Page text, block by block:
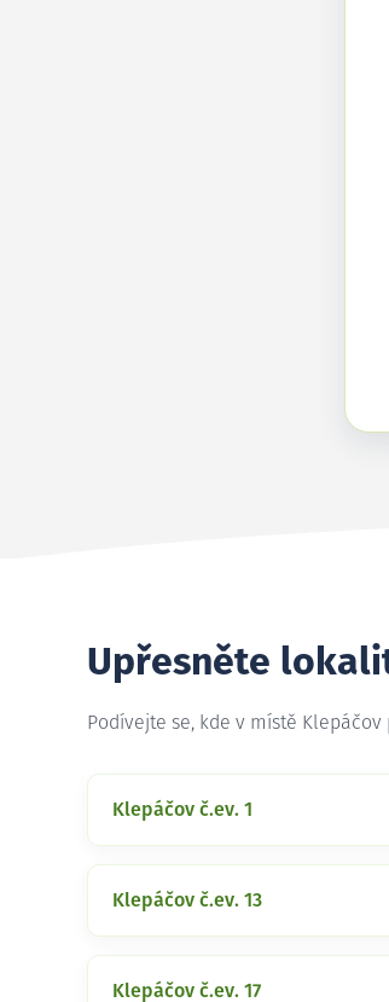
Upřesněte
Podívejte se, kde v místě
Klepáčov č.ev. 1
Klepáčov č.ev. 13
Klepáčov č.ev. 17